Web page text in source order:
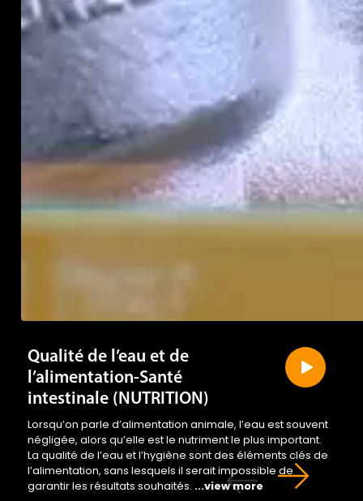
Qualité de l’eau et de
l’alimentation-Santé
intestinale (NUTRITION)
négligée, alors qu’elle est le nutriment le plus important.
La qualité de l’eau et l’hygiène sont des éléments clés de
l’alimentation, sans lesquels il serait impossible de
garantir les résultats souhaités....view more